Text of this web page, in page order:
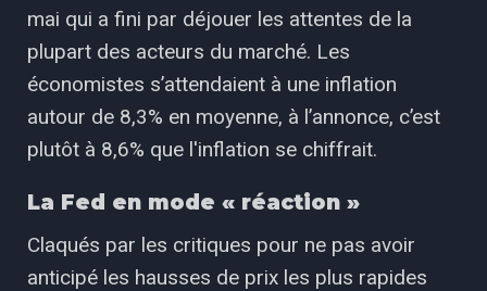
mai qui a fini par déjouer les attentes de la
plupart des acteurs du marché. Les
économistes s’attendaient à une inflation
autour de 8,3% en moyenne, à l’annonce, c’est
plutôt à 8,6% que l'inflation se chiffrait.
La Fed en mode « réaction »
Claqués par les critiques pour ne pas avoir
anticipé les hausses de prix les plus rapides